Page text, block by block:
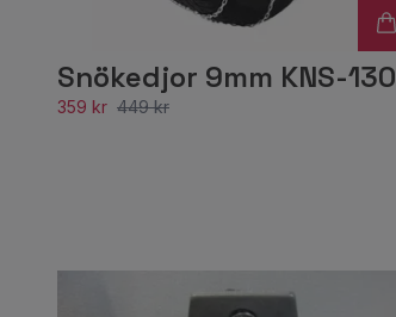
Snökedjor 9mm KNS-130
359 kr 449 kr